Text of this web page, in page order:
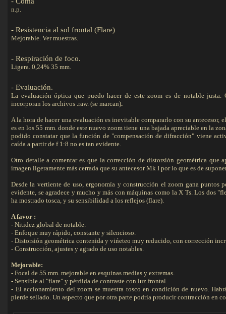
n.p.
- Resistencia al sol frontal (Flare)
Mejorable. Ver muestras.
- Respiración de foco.
Ligera. 0,24% 35 mm.
- Evaluación.
La evaluación óptica que puedo hacer de este zoom es de notable
incorporan los archivos .raw. (se marcan).
A la hora de hacer una evaluación es inevitable compararlo con su
es en los 55 mm. donde este nuevo zoom tiene una bajada apreciable en la
podido constatar que la función de "compensación de difracción" viene
caída a partir de f 1:8 no es tan evidente.
Otro detalle a comentar es que la corrección de distorsión geométrica que
imagen ligeramente más cerrada que su antecesor Mk I por lo que es de
Desde la vertiente de uso, ergonomía y construcción el zoom gana puntos
evidente, se agradece y mucho y más con máquinas como la X Ts. Los dos
ha mostrado tosca, y su sensibilidad a los reflejos (flare).
A favor :
- Nitidez global de notable.
- Enfoque muy rápido, constante y silencioso.
- Distorsión geométrica contenida y vińeteo muy reducido, con corrección
- Construcción, ajustes y agrado de uso notables.
Mejorable:
- Focal de 55 mm. mejorable en esquinas medias y extremas.
- Sensible al "flare" y pérdida de contraste con luz frontal.
- El accionamiento del zoom se muestra tosco en condición de nuevo.
pierde sellado. Un aspecto que por otra parte podría producir contracción en